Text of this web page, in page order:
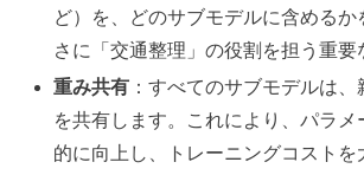
ど）を、どのサブモデルに含めるか
さに「交通整理」の役割を担う重要
重み共有 ：すべてのサブモデルは
を共有します。これにより、パラメ
的に向上し、トレーニングコストを